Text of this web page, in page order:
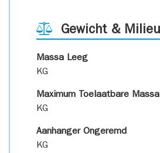
Gewicht & Milieu
Massa Leeg
KG
Maximum Toelaatbare Massa
KG
Aanhanger Ongeremd
KG